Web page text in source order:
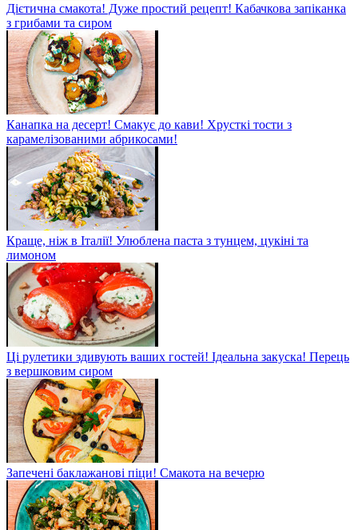
Дієтична смакота! Дуже простий рецепт! Кабачкова запіканка
з грибами та сиром
Канапка на десерт! Смакує до кави! Хрусткі тости з
карамелізованими абрикосами!
Краще, ніж в Італії! Улюблена паста з тунцем, цукіні та
лимоном
Ці рулетики здивують ваших гостей! Ідеальна закуска! Перець
з вершковим сиром
Запечені баклажанові піци! Смакота на вечерю